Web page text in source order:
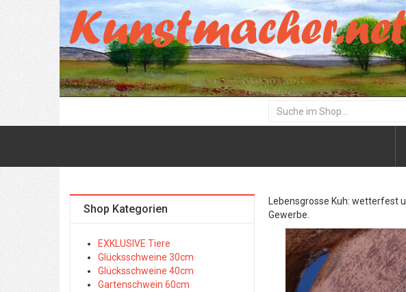
Lebensgrosse Kuh: wetterfest
Gewerbe.
Shop Kategorien
EXKLUSIVE Tiere
Glücksschweine 30cm
Glücksschweine 40cm
Gartenschwein 60cm